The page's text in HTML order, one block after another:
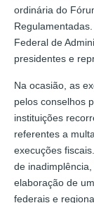
ordinária do
Federal de
presidentes e
Na ocasião, as
pelos conselhos
instituições
referentes a
execuções
de
elaboração de
federais e